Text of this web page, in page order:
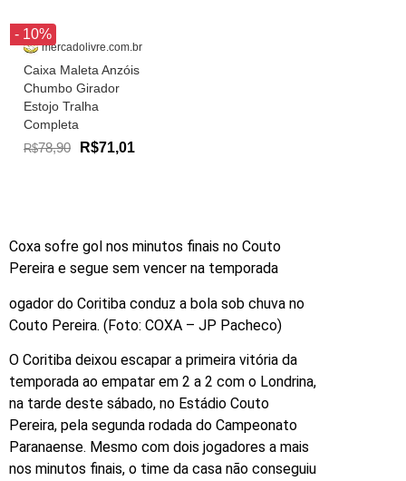
- 10%
mercadolivre.com.br
Caixa Maleta Anzóis
Chumbo Girador
Estojo Tralha
Completa
R$78,90 R$71,01
Coxa sofre gol nos minutos finais no Couto
Pereira e segue sem vencer na temporada
ogador do Coritiba conduz a bola sob chuva no
Couto Pereira. (Foto: COXA – JP Pacheco)
O Coritiba deixou escapar a primeira vitória da
temporada ao empatar em 2 a 2 com o Londrina,
na tarde deste sábado, no Estádio Couto
Pereira, pela segunda rodada do Campeonato
Paranaense. Mesmo com dois jogadores a mais
nos minutos finais, o time da casa não conseguiu